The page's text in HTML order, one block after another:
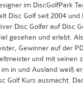
im DiscGolfPark
Disc Golf seit 2004
Disc Golfer auf Disc
gesehen und erlebt.
Gewinner auf der
und mit seinen
in und Ausland weiß
Golf Kurs ausmacht.